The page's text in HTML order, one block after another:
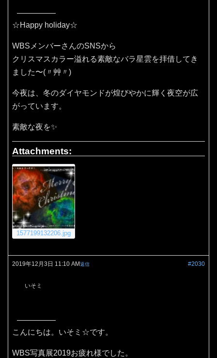
☆Happy holiday☆
WBSメンバーさんのSNSから
クリスマスカラー溢れる素敵なバラ星雲を拝借してき
ました〜(〃艸〃)
今夜は、冬のダイヤモンドが煌びやかに輝く夜空が広
がっています。
素敵な夜を✨
Attachments:
1577199132206.jpg
2019年12月3日 11:10 AM #2030
返信
いそミ
こんにちは。いそミ☆です。
WBS写真展2019お疲れ様でした。